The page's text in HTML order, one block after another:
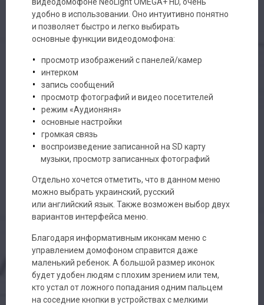
удобно в использовании. Оно интуитивно понятно
и позволяет быстро и легко выбирать
основные функции видеодомофона:
просмотр изображений с панелей/камер
интерком
запись сообщений
просмотр фотографий и видео посетителей
режим «Аудионяня»
основные настройки
громкая связь
воспроизведение записанной на SD карту
музыки, просмотр записанных фотографий
Отдельно хочется отметить, что в данном меню
можно выбрать украинский, русский
или английский язык. Также возможен выбор двух
вариантов интерфейса меню.
Благодаря информативным иконкам меню с
управлением домофоном справится даже
маленький ребенок. А большой размер иконок
будет удобен людям с плохим зрением или тем,
кто устал от ложного попадания одним пальцем
на соседние кнопки в устройствах с мелкими